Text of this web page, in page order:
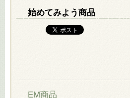
始めてみよう商品
EM商品